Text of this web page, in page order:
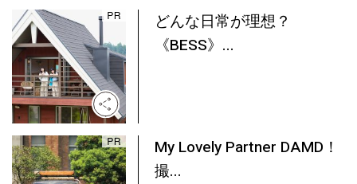
どんな日常が理想？
《BESS》...
My Lovely Partner DAMD！
撮...